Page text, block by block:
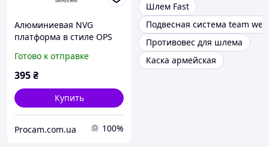
Алюминиевая NVG
платформа в стиле OPS
Готово к отправке
395₴
Купить
Procam.com.ua 100%
Шлем Fast
Подвесная система team
Противовес для шлема
Каска армейская